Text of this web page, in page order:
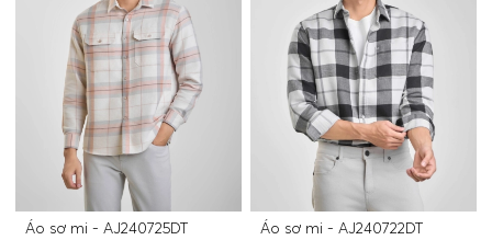
Áo sơ mi - AJ240725DT Áo sơ mi - AJ240722DT